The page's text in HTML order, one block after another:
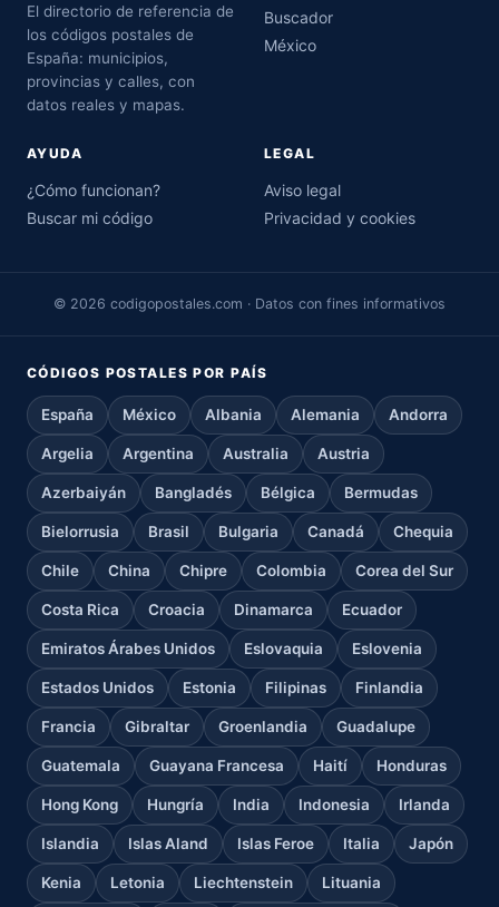
El directorio de referencia de
los códigos postales de
España: municipios,
provincias y calles, con
datos reales y mapas.
Buscador
México
AYUDA
¿Cómo funcionan?
Buscar mi código
LEGAL
Aviso legal
Privacidad y cookies
© 2026 codigopostales.com · Datos con fines informativos
CÓDIGOS POSTALES POR PAÍS
España México Albania Alemania Andorra
Argelia Argentina Australia Austria
Azerbaiyán Bangladés Bélgica Bermudas
Bielorrusia Brasil Bulgaria Canadá Chequia
Chile China Chipre Colombia Corea del Sur
Costa Rica Croacia Dinamarca Ecuador
Emiratos Árabes Unidos Eslovaquia Eslovenia
Estados Unidos Estonia Filipinas Finlandia
Francia Gibraltar Groenlandia Guadalupe
Guatemala Guayana Francesa Haití Honduras
Hong Kong Hungría India Indonesia Irlanda
Islandia Islas Aland Islas Feroe Italia Japón
Kenia Letonia Liechtenstein Lituania